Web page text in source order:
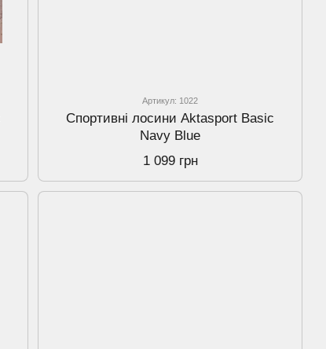
Артикул: 1022
Спортивнi лосини Aktasport Basic
Navy Blue
1 099 грн